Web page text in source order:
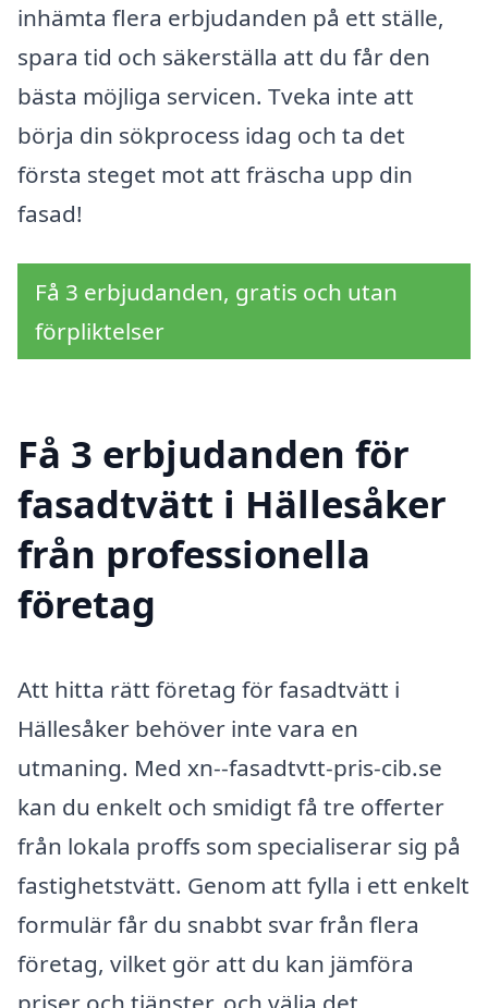
inhämta flera erbjudanden på ett ställe,
spara tid och säkerställa att du får den
bästa möjliga servicen. Tveka inte att
börja din sökprocess idag och ta det
första steget mot att fräscha upp din
fasad!
Få 3 erbjudanden, gratis och utan
förpliktelser
Få 3 erbjudanden för
fasadtvätt i Hällesåker
från professionella
företag
Att hitta rätt företag för fasadtvätt i
Hällesåker behöver inte vara en
utmaning. Med xn--fasadtvtt-pris-cib.se
kan du enkelt och smidigt få tre offerter
från lokala proffs som specialiserar sig på
fastighetstvätt. Genom att fylla i ett enkelt
formulär får du snabbt svar från flera
företag, vilket gör att du kan jämföra